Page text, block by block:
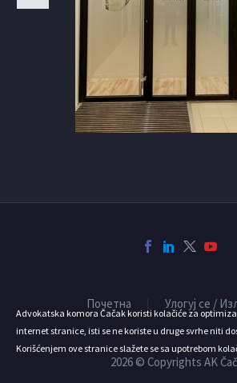
Почетна Улогуј се /
2026 © Copyrights AK
Advokatska komora Čačak koristi kolačiće za
internet stranice, isti se ne koriste u druge svrhe niti
Korišćenjem ove stranice slažete se sa upotrebom